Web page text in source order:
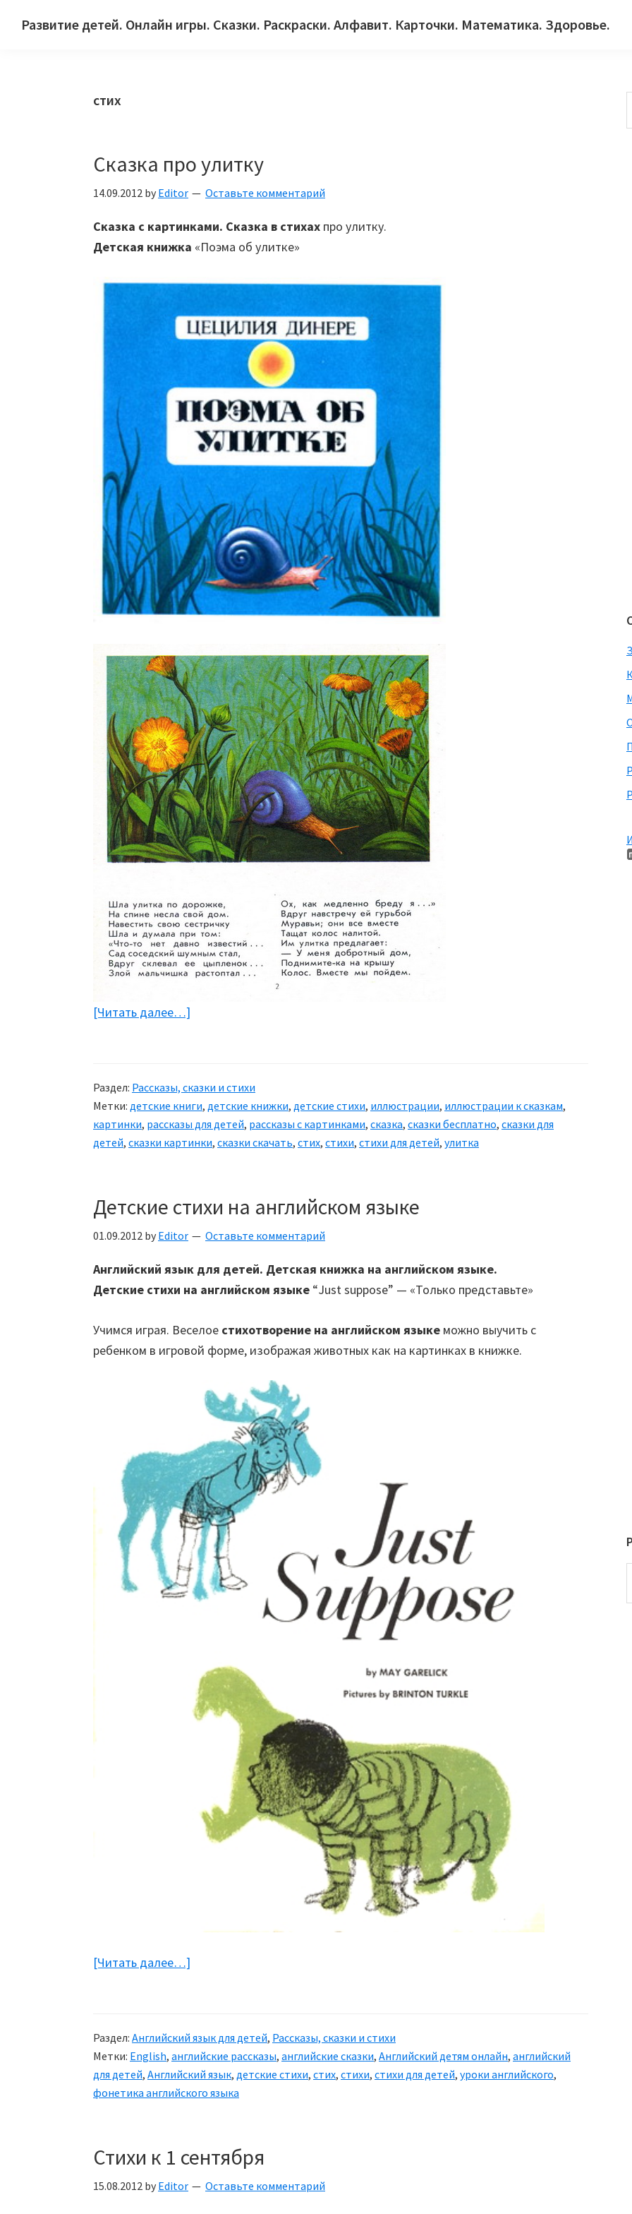
Развитие детей. Онлайн игры. Сказки. Раскраски. Алфавит. Карточки. Математика. Здоровье.
стих
Сказка про улитку
14.09.2012 by Editor Оставьте комментарий
Сказка с картинками. Сказка в стихах про улитку.
Детская книжка «Поэма об улитке»
[Читать далее…]
Раздел: Рассказы, сказки и стихи
Метки: детские книги, детские книжки, детские стихи, иллюстрации, иллюстрации к сказкам,
картинки, рассказы для детей, рассказы с картинками, сказка, сказки бесплатно, сказки для
детей, сказки картинки, сказки скачать, стих, стихи, стихи для детей, улитка
Детские стихи на английском языке
01.09.2012 by Editor Оставьте комментарий
Английский язык для детей. Детская книжка на английском языке.
Детские стихи на английском языке “Just suppose” — «Только представьте»
Учимся играя. Веселое стихотворение на английском языке можно выучить с
ребенком в игровой форме, изображая животных как на картинках в книжке.
[Читать далее…]
английском
языке
Раздел: Английский язык для детей, Рассказы, сказки и стихи
Метки: English, английские рассказы, английские сказки, Английский детям онлайн, английский
для детей, Английский язык, детские стихи, стих, стихи, стихи для детей, уроки английского,
фонетика английского языка
Стихи к 1 сентября
15.08.2012 by Editor Оставьте комментарий